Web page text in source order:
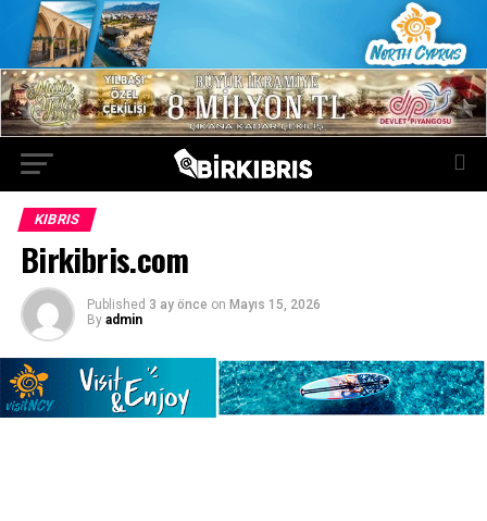
KIBRIS
Birkibris.com
Published 3 ay önce on Mayıs 15, 2026
By admin